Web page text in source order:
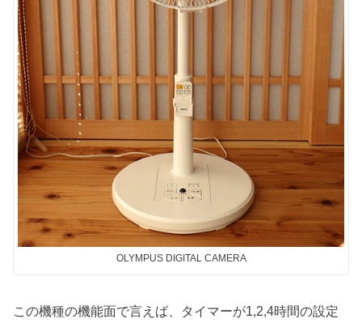
OLYMPUS DIGITAL CAMERA
この機種の機能面で言えば、タイマーが1,2,4時間の設定